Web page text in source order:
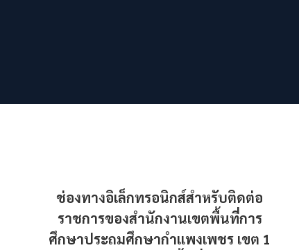
ช่องทางอิเล็กทรอนิกส์สำหรับติดต่อ
ราชการของสำนักงานเขตพื้นที่การ
ศึกษาประถมศึกษากำแพงเพชร เขต 1